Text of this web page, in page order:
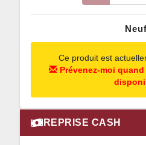
Neuf
Ce produit est
Prévenez-moi
REPRISE CASH